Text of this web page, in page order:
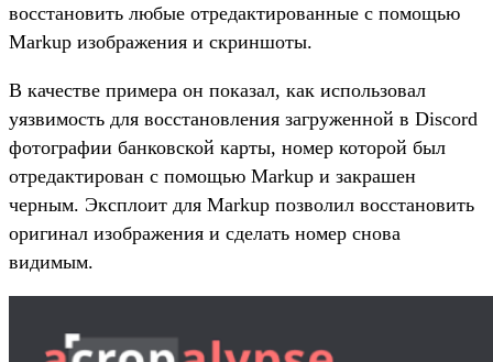
восстановить любые отредактированные с помощью
Markup изображения и скриншоты.
В качестве примера он показал, как использовал
уязвимость для восстановления загруженной в Discord
фотографии банковской карты, номер которой был
отредактирован с помощью Markup и закрашен
черным. Эксплоит для Markup позволил восстановить
оригинал изображения и сделать номер снова
видимым.